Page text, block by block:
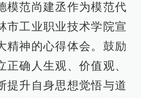
模范尚建丞作为模范代
市工业职业技术学院宣
精神的心得体会。鼓励
正确人生观、价值观、
提升自身思想觉悟与道